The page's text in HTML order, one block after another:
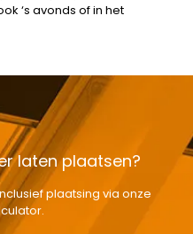
‘s avonds of in het
laten plaatsen?
plaatsing via onze